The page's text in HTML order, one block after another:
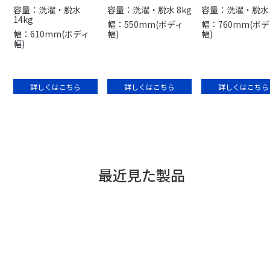
容量：洗濯・脱水
14kg
幅：610mm(ボディ
幅)
詳しくはこちら
容量：洗濯・脱水 8kg
幅：550mm(ボディ
幅)
詳しくはこちら
容量：洗濯・脱
幅：760mm(ボ
幅)
詳しくはこちら
最近見た製品